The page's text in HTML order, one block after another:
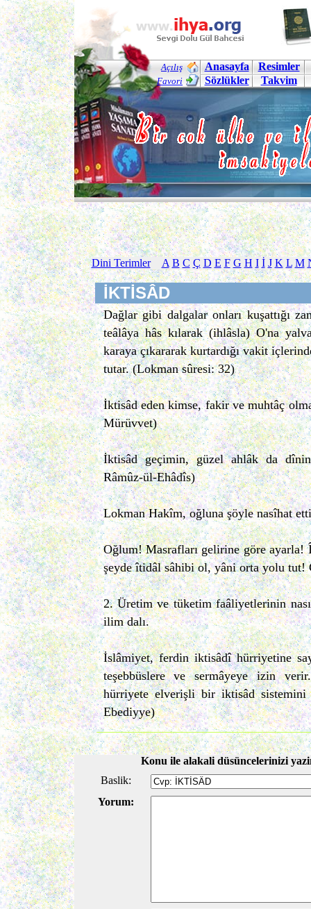
Açılış
Favori
Anasayfa
Resimler
Sözlükler
Takvim
Dini Terimler A B C Ç D E F G H I İ J K L M
İKTİSÂD
Dağlar gibi dalgalar onları kuşattığı
teâlâya hâs kılarak (ihlâsla) O'na
karaya çıkararak kurtardığı vakit
tutar. (Lokman sûresi: 32)
İktisâd eden kimse, fakir ve muhtâç
Mürüvvet)
İktisâd geçimin, güzel ahlâk da dînin
Râmûz-ül-Ehâdîs)
Lokman Hakîm, oğluna şöyle nasîhat
Oğlum! Masrafları gelirine göre ayarla!
şeyde îtidâl sâhibi ol, yâni orta yolu tut!
2. Üretim ve tüketim faâliyetlerinin
ilim dalı.
İslâmiyet, ferdin iktisâdî hürriyetine
teşebbüslere ve sermâyeye izin
hürriyete elverişli bir iktisâd sistemini
Ebediyye)
Konu ile alakali düsüncelerinizi
Baslik:
Yorum: